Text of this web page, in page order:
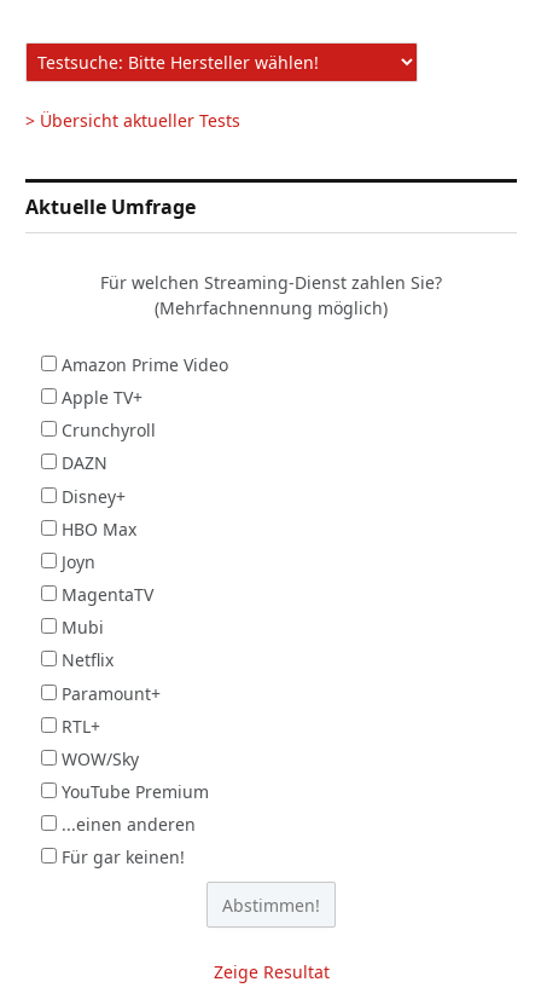
> Übersicht aktueller Tests
Aktuelle Umfrage
Für welchen Streaming-Dienst zahlen Sie?
(Mehrfachnennung möglich)
Amazon Prime Video
Apple TV+
Crunchyroll
DAZN
Disney+
HBO Max
Joyn
MagentaTV
Mubi
Netflix
Paramount+
RTL+
WOW/Sky
YouTube Premium
...einen anderen
Für gar keinen!
Zeige Resultat